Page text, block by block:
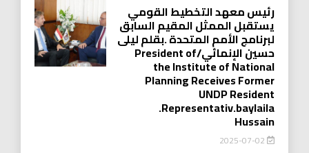
رئيس معهد التخطيط القومي
يستقبل الممثل المقيم السابق
لبرنامج الأمم المتحدة .بقلم ليلى
حسين الإنمائي/President of
the Institute of National
Planning Receives Former
UNDP Resident
.Representativ.baylaila
Hussain
2025-07-02